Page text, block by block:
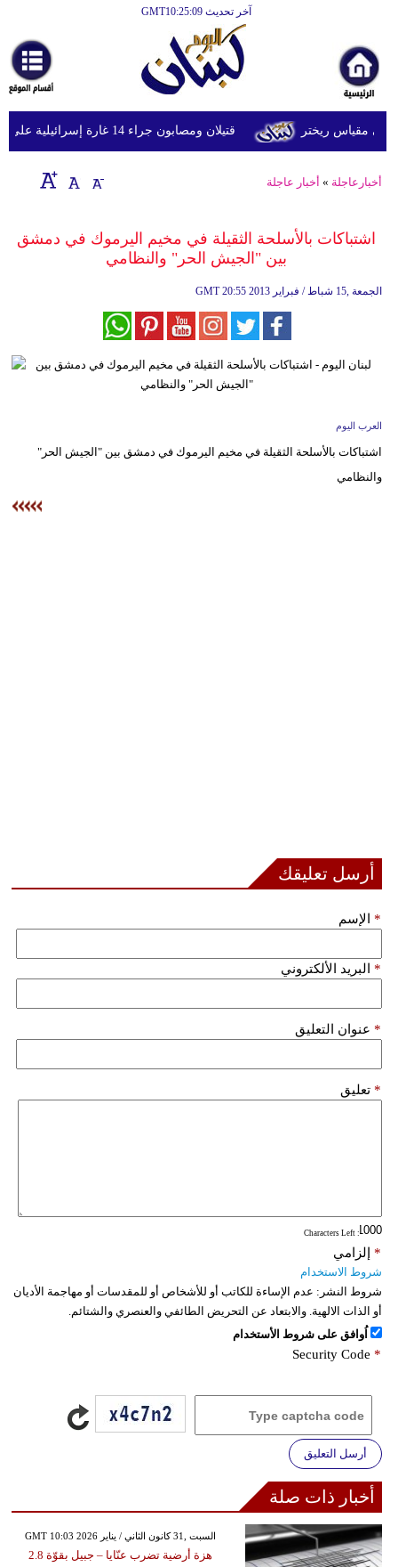
آخر تحديث GMT10:25:09
أخبارعاجلة
رياضة
ثقافة
إقتصاد
وموسيقى
ديكور
فيديو
سيارات
قتيلان ومصابون جراء 14 غارة إسرائيلية على شرق وجنوب لبنان
أخبارعاجلة » أخبار عاجلة
اشتباكات بالأسلحة الثقيلة في مخيم اليرموك في دمشق
بين "الجيش الحر" والنظامي‏
GMT 20:55 2013 الجمعة ,15 شباط / فبراير
العرب اليوم
اشتباكات بالأسلحة الثقيلة في مخيم اليرموك في دمشق بين "الجيش الحر"
والنظامي‏
أرسل تعليقك
الإسم *
البريد الألكتروني *
عنوان التعليق *
تعليق *
: Characters Left
إلزامي *
شروط الاستخدام
شروط النشر: عدم الإساءة للكاتب أو للأشخاص أو للمقدسات أو مهاجمة الأديان
أو الذات الالهية. والابتعاد عن التحريض الطائفي والعنصري والشتائم.
اُوافق على شروط الأستخدام
Security Code *
أرسل التعليق
أخبار ذات صلة
GMT 10:03 2026 السبت ,31 كانون الثاني / يناير
هزة أرضية تضرب عنّايا – جبيل بقوّة 2.8